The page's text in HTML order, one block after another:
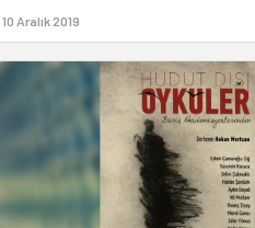
10 Aralık 2019